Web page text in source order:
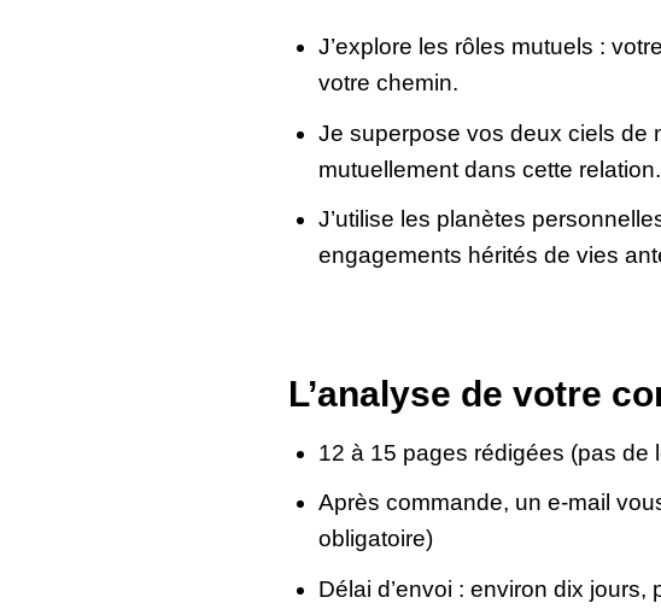
J’explore les rôles mutuels :
votre chemin.
Je superpose vos deux ciels de
mutuellement dans cette relation.
J’utilise les planètes
engagements hérités de vies
L’analyse de votre
12 à 15 pages rédigées (pas de
Après commande, un e-mail
obligatoire)
Délai d’envoi : environ dix jours,